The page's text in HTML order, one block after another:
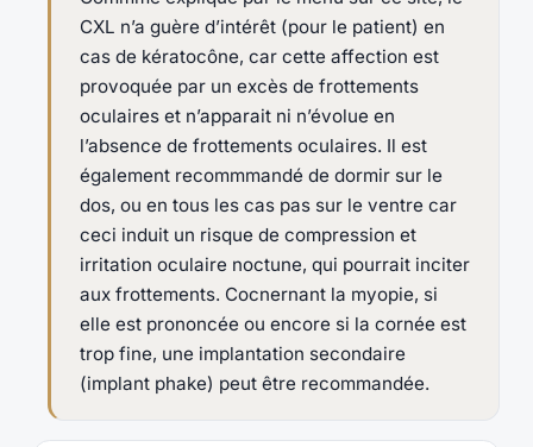
CXL n’a guère d’intérêt (pour le patient) en
cas de kératocône, car cette affection est
provoquée par un excès de frottements
oculaires et n’apparait ni n’évolue en
l’absence de frottements oculaires. Il est
également recommmandé de dormir sur le
dos, ou en tous les cas pas sur le ventre car
ceci induit un risque de compression et
irritation oculaire noctune, qui pourrait inciter
aux frottements. Cocnernant la myopie, si
elle est prononcée ou encore si la cornée est
trop fine, une implantation secondaire
(implant phake) peut être recommandée.